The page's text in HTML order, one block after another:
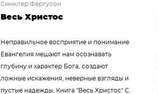
Синклер Фергусон
Весь Христос
Неправильное восприятие и понимание
Евангелия мешают нам осознавать
глубину и характер Бога, создают
ложные искажения, неверные взгляды и
пустые надежды. Книга "Весь Христос" С.